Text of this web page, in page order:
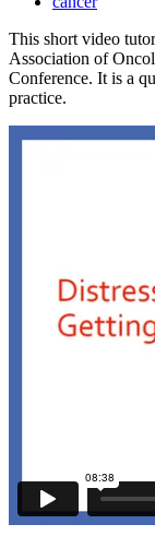
This short video
Association of
Conference. It is a
practice.